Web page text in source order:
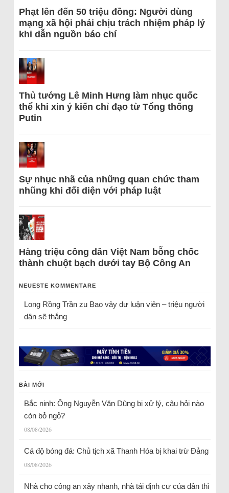
Phạt lên đến 50 triệu đồng: Người dùng
mạng xã hội phải chịu trách nhiệm pháp lý
khi dẫn nguồn báo chí
Thủ tướng Lê Minh Hưng làm nhục quốc
thể khi xin ý kiến chỉ đạo từ Tổng thống
Putin
Sự nhục nhã của những quan chức tham
nhũng khi đối diện với pháp luật
Hàng triệu công dân Việt Nam bỗng chốc
thành chuột bạch dưới tay Bộ Công An
NEUESTE KOMMENTARE
Long Rồng Trầnzu Bao vây dư luận viên – triệu người
dân sẽ thắng
BÀI MỚI
Bắc ninh: Ông Nguyễn Văn Dũng bị xử lý, câu hỏi nào
còn bỏ ngỏ?
08/08/2026
Cá độ bóng đá: Chủ tịch xã Thanh Hóa bị khai trừ Đảng
08/08/2026
Nhà cho công an xây nhanh, nhà tái định cư của dân thì